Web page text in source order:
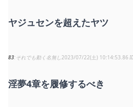
ヤジュセンを超えたヤツ
83 それでも動く名無し 2023/07/22(土) 10:14:53.86
淫夢4章を履修するべき